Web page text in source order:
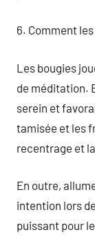
6. Comment
Les bougies
de méditation.
serein et
tamisée et les
recentrage et
En outre,
intention lors
puissant pour